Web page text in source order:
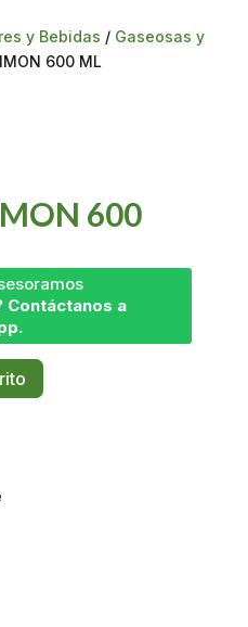
y Bebidas / Gaseosas y
600 ML
600
Contáctanos a